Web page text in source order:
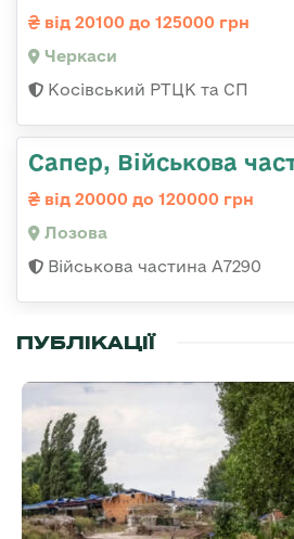
від 20100 до 125000 грн
Черкаси
Косівський РТЦК та СП
Сапер, Військова
від 20000 до 120000 грн
Лозова
Військова частина А7290
ПУБЛІКАЦІЇ